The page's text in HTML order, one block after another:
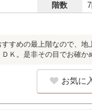
階数
すめの最上階なので、
Ｋ。是非その目でお確か
お気に